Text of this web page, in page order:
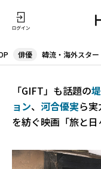
俳優 韓流・海外スター
「GIFT」も話題の
ョン、 河合優実ら
を紡ぐ映画「旅と日